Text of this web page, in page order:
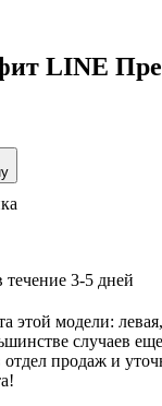
LINE
3-5 дней
этой модели:
случаев
продаж и